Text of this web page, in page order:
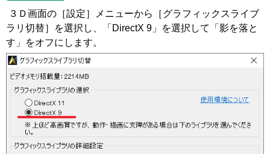
３Ｄ画面の［設定］メニューから［グラフィックスライブ
ラリ切替］を選択し、「DirectX 9」を選択して「影を落と
す」をオフにします。